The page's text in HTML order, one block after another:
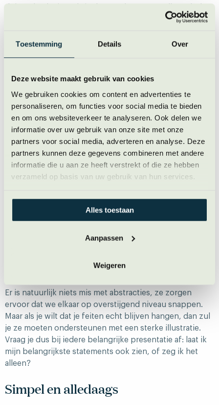
Toestemming Details Over
Deze website maakt gebruik van cookies
We gebruiken cookies om content en advertenties te
personaliseren, om functies voor social media te bieden
en om ons websiteverkeer te analyseren. Ook delen we
informatie over uw gebruik van onze site met onze
partners voor social media, adverteren en analyse. Deze
partners kunnen deze gegevens combineren met andere
informatie die u aan ze heeft verstrekt of die ze hebben
verzameld op basis van uw gebruik van hun services.
Alles toestaan
Aanpassen
Weigeren
zet een groot deel van de haakjes zich vast in de lusjes.
zitten ook talloze lusjes: er ligt een enorme hoeveelheid
woord als fiets bijvoorbeeld heeft veel haakjes: je hebt
Abstracties en illustraties
Dat verklaart waarom we wegdutten bij een presentatie
als deze: ‘Ons bureau ondersteunt de visie dat
inachtneming van de systematiek van tariefregulering
Er is natuurlijk niets mis met abstracties, ze zorgen
ervoor dat we elkaar op overstijgend niveau snappen.
Maar als je wilt dat je feiten echt blijven hangen, dan zul
je ze moeten ondersteunen met een sterke illustratie.
Vraag je dus bij iedere belangrijke presentatie af: laat ik
mijn belangrijkste statements ook zien, of zeg ik het
alleen?
Simpel en alledaags